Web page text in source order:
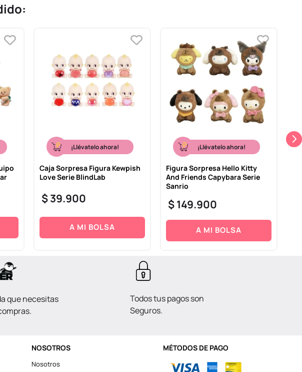
¡Llévatelo ahora!
Caja Sorpresa Figura Kewpish
Love Serie BlindLab
$39.900
A MI BOLSA
¡Llévatelo ahora!
Figura Sorpresa Hello Kitty
And Friends Capybara Serie
Sanrio
$149.900
A MI BOLSA
que necesitas
Todos tus pagos son
Seguros.
NOSOTROS
Nosotros
MÉTODOS DE PAGO